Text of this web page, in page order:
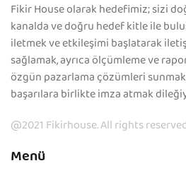
Fikir House olarak hedefimiz; sizi
kanalda ve doğru hedef kitle ile
iletmek ve etkileşimi başlatarak
sağlamak, ayrıca ölçümleme ve
özgün pazarlama çözümleri
başarılara birlikte imza atmak
@2021 Fikirhouse. All rights
Menü